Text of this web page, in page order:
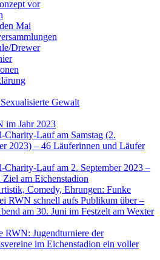
vor
Mai
Drewer
Gewalt
im Jahr 2023
Charity-Lauf am Samstag (2.
2023) – 46 Läuferinnen und Läufer
Charity-Lauf am 2. September 2023 –
Ziel am Eichenstadion
Comedy, Ehrungen: Funke
RWN schnell aufs Publikum über –
am 30. Juni im Festzelt am Wexter
RWN: Jugendturniere der
im Eichenstadion ein voller